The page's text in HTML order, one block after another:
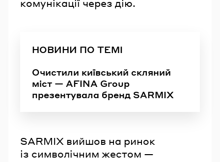
комунікації через дію.
НОВИНИ ПО ТЕМІ
Очистили київський скляний
міст — AFINA Group
презентувала бренд SARMIX
SARMIX вийшов на ринок
із символічним жестом —